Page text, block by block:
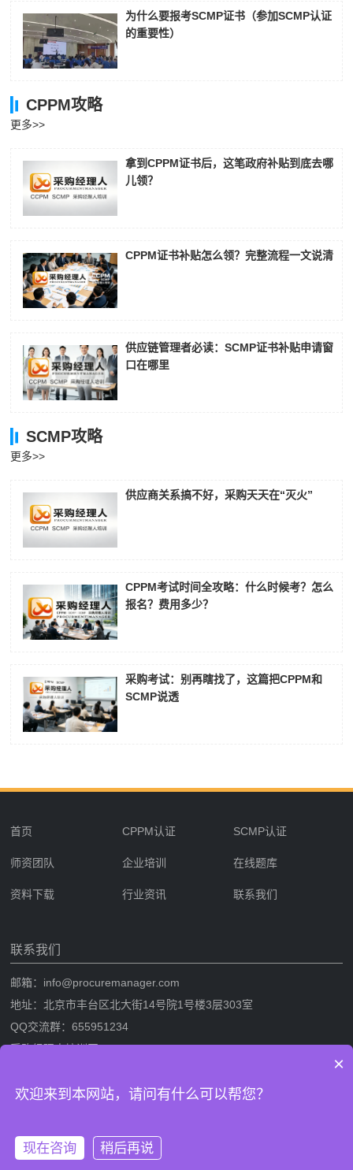
为什么要报考SCMP证书（参加SCMP认证
的重要性）
CPPM攻略
更多>>
拿到CPPM证书后，这笔政府补贴到底去哪
儿领？
CPPM证书补贴怎么领？完整流程一文说清
供应链管理者必读：SCMP证书补贴申请窗
口在哪里
SCMP攻略
更多>>
供应商关系搞不好，采购天天在“灭火”
CPPM考试时间全攻略：什么时候考？怎么
报名？费用多少？
采购考试：别再瞎找了，这篇把CPPM和
SCMP说透
首页 CPPM认证 SCMP认证
师资团队 企业培训 在线题库
资料下载 行业资讯 联系我们
联系我们
邮箱：info@procuremanager.com
地址：北京市丰台区北大街14号院1号楼3层303室
QQ交流群：655951234
采购经理人培训网
采购经理人网是专业的采购经理人资格证书考试培训一站式服务网站，提
版权信息：采购经理人培训网 网站备案/许可证号：
×
欢迎来到本网站，请问有什么可以帮您？
现在咨询 稍后再说